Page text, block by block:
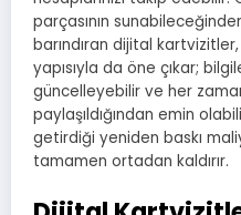
parçasının
barındıran dijital
yapısıyla da öne çıkar;
güncelleyebilir ve her
paylaşıldığından emin
getirdiği yeniden baskı
tamamen ortadan kaldırır.